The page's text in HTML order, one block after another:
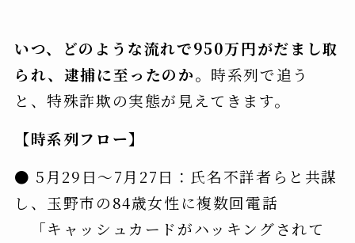
いつ、どのような流れで950万円がだまし取
られ、逮捕に至ったのか。 時系列で追う
と、特殊詐欺の実態が見えてきます。
【時系列フロー】
● 5月29日〜7月27日：氏名不詳者らと共謀
し、玉野市の84歳女性に複数回電話
「キャッシュカードがハッキングされて